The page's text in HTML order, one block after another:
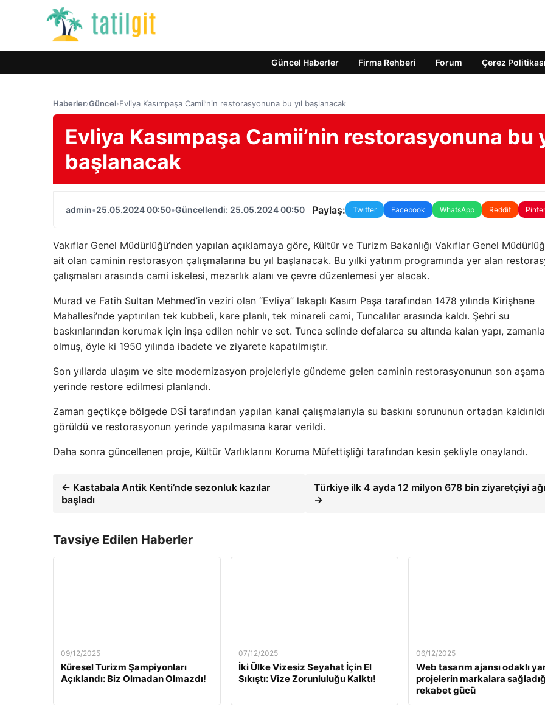
Güncel Haberler Firma Rehberi Forum Çerez Politikası
Haberler›Güncel›Evliya Kasımpaşa Camii’nin restorasyonuna bu yıl başlanacak
Evliya Kasımpaşa Camii’nin restorasyonuna bu
başlanacak
admin•25.05.2024 00:50•Güncellendi: 25.05.2024 00:50 Paylaş: Twitter Facebook WhatsApp Reddit
Vakıflar Genel Müdürlüğü’nden yapılan açıklamaya göre, Kültür ve Turizm Bakanlığı Vakıflar Genel
ait olan caminin restorasyon çalışmalarına bu yıl başlanacak. Bu yılki yatırım programında yer alan
çalışmaları arasında cami iskelesi, mezarlık alanı ve çevre düzenlemesi yer alacak.
Murad ve Fatih Sultan Mehmed’in veziri olan “Evliya” lakaplı Kasım Paşa tarafından 1478 yılında Kirişhane
Mahallesi’nde yaptırılan tek kubbeli, kare planlı, tek minareli cami, Tuncalılar arasında kaldı. Şehri su
baskınlarından korumak için inşa edilen nehir ve set. Tunca selinde defalarca su altında kalan yapı,
olmuş, öyle ki 1950 yılında ibadete ve ziyarete kapatılmıştır.
Son yıllarda ulaşım ve site modernizasyon projeleriyle gündeme gelen caminin restorasyonunun son
yerinde restore edilmesi planlandı.
Zaman geçtikçe bölgede DSİ tarafından yapılan kanal çalışmalarıyla su baskını sorununun ortadan
görüldü ve restorasyonun yerinde yapılmasına karar verildi.
Daha sonra güncellenen proje, Kültür Varlıklarını Koruma Müfettişliği tarafından kesin şekliyle onaylandı.
← Kastabala Antik Kenti’nde sezonluk kazılar
başladı
Türkiye ilk 4 ayda 12 milyon 678 bin ziyaretçiyi
→
Tavsiye Edilen Haberler
09/12/2025
Küresel Turizm Şampiyonları
Açıklandı: Biz Olmadan Olmazdı!
07/12/2025
İki Ülke Vizesiz Seyahat İçin El
Sıkıştı: Vize Zorunluluğu Kalktı!
06/12/2025
Web tasarım ajansı odaklı
projelerin markalara
rekabet gücü